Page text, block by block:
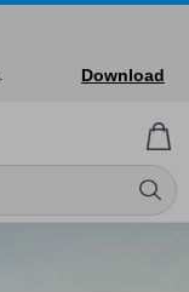
Download